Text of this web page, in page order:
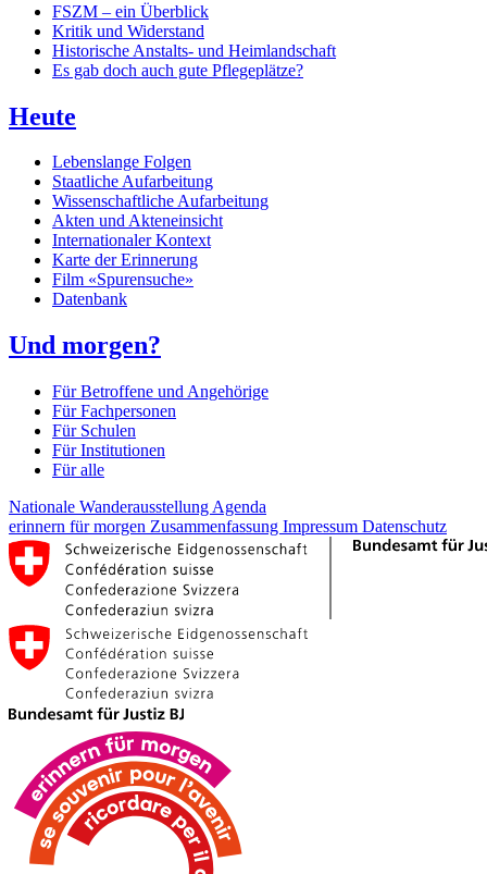
FSZM – ein Überblick
Kritik und Widerstand
Historische Anstalts- und Heimlandschaft
Es gab doch auch gute Pflegeplätze?
Heute
Lebenslange Folgen
Staatliche Aufarbeitung
Wissenschaftliche Aufarbeitung
Akten und Akteneinsicht
Internationaler Kontext
Karte der Erinnerung
Film «Spurensuche»
Datenbank
Und morgen?
Für Betroffene und Angehörige
Für Fachpersonen
Für Schulen
Für Institutionen
Für alle
Nationale Wanderausstellung Agenda
erinnern für morgen Zusammenfassung Impressum Datenschutz